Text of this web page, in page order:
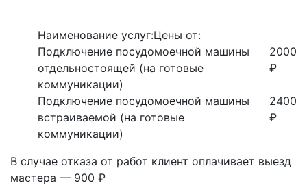
Наименование услуг:Цены от:
Подключение посудомоечной машины
отдельностоящей (на готовые
коммуникации)
2000
₽
Подключение посудомоечной машины
встраиваемой (на готовые
коммуникации)
2400
₽
В случае отказа от работ клиент оплачивает выезд
мастера — 900 ₽